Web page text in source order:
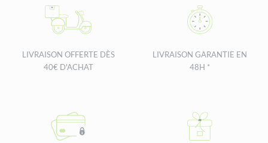
LIVRAISON OFFERTE DÈS
40€ D'ACHAT
LIVRAISON GARANTIE EN
48H *